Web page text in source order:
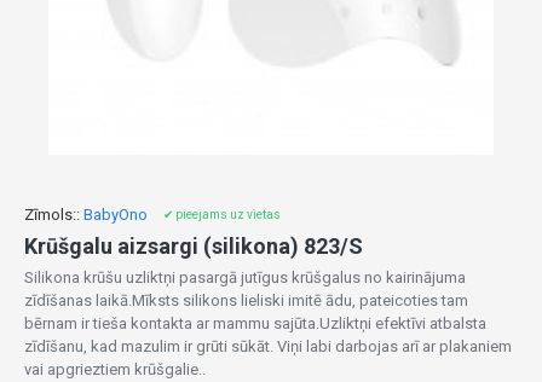
Zīmols:: BabyOno ✔ pieejams uz vietas
Krūšgalu aizsargi (silikona) 823/S
Silikona krūšu uzliktņi pasargā jutīgus krūšgalus no kairinājuma
zīdīšanas laikā.Mīksts silikons lieliski imitē ādu, pateicoties tam
bērnam ir tieša kontakta ar mammu sajūta.Uzliktņi efektīvi atbalsta
zīdīšanu, kad mazulim ir grūti sūkāt. Viņi labi darbojas arī ar plakaniem
vai apgrieztiem krūšgalie..